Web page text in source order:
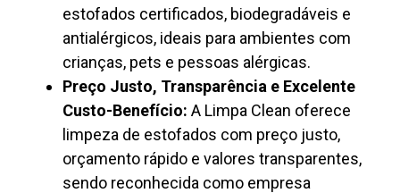
estofados certificados, biodegradáveis e
antialérgicos, ideais para ambientes com
crianças, pets e pessoas alérgicas.
Preço Justo, Transparência e Excelente
Custo-Benefício: A Limpa Clean oferece
limpeza de estofados com preço justo,
orçamento rápido e valores transparentes,
sendo reconhecida como empresa